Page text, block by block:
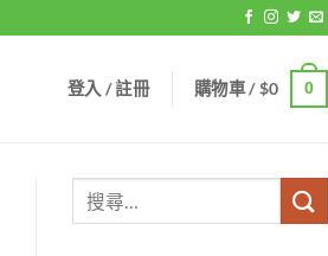
登入 / 註冊 購物車 /$0 0